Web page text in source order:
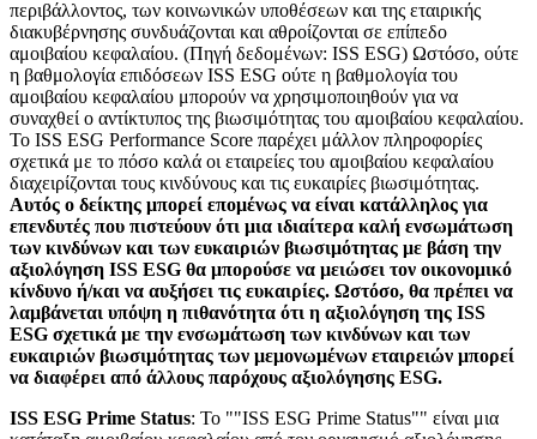
περιβάλλοντος, των κοινωνικών υποθέσεων και της εταιρικής
διακυβέρνησης συνδυάζονται και αθροίζονται σε επίπεδο
αμοιβαίου κεφαλαίου. (Πηγή δεδομένων: ISS ESG) Ωστόσο, ούτε
η βαθμολογία επιδόσεων ISS ESG ούτε η βαθμολογία του
αμοιβαίου κεφαλαίου μπορούν να χρησιμοποιηθούν για να
συναχθεί ο αντίκτυπος της βιωσιμότητας του αμοιβαίου κεφαλαίου.
Το ISS ESG Performance Score παρέχει μάλλον πληροφορίες
σχετικά με το πόσο καλά οι εταιρείες του αμοιβαίου κεφαλαίου
διαχειρίζονται τους κινδύνους και τις ευκαιρίες βιωσιμότητας.
Αυτός ο δείκτης μπορεί επομένως να είναι κατάλληλος για
επενδυτές που πιστεύουν ότι μια ιδιαίτερα καλή ενσωμάτωση
των κινδύνων και των ευκαιριών βιωσιμότητας με βάση την
αξιολόγηση ISS ESG θα μπορούσε να μειώσει τον οικονομικό
κίνδυνο ή/και να αυξήσει τις ευκαιρίες. Ωστόσο, θα πρέπει να
λαμβάνεται υπόψη η πιθανότητα ότι η αξιολόγηση της ISS
ESG σχετικά με την ενσωμάτωση των κινδύνων και των
ευκαιριών βιωσιμότητας των μεμονωμένων εταιρειών μπορεί
να διαφέρει από άλλους παρόχους αξιολόγησης ESG.
ISS ESG Prime Status: Το ""ISS ESG Prime Status"" είναι μια